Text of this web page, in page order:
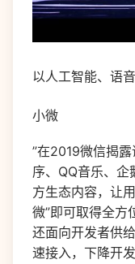
以人工智能、语
小微
”在2019微信揭
序、QQ音乐、企
方生态内容，让
微”即可取得全方
还面向开发者供
速接入，下降开